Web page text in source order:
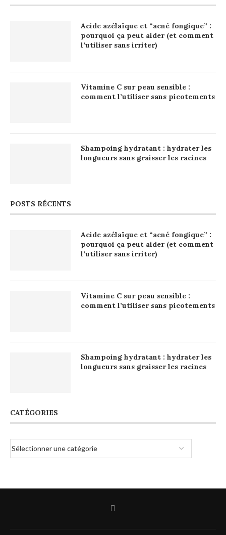
Acide azélaïque et “acné fongique” :
pourquoi ça peut aider (et comment
l’utiliser sans irriter)
Vitamine C sur peau sensible :
comment l’utiliser sans picotements
Shampoing hydratant : hydrater les
longueurs sans graisser les racines
POSTS RÉCENTS
Acide azélaïque et “acné fongique” :
pourquoi ça peut aider (et comment
l’utiliser sans irriter)
Vitamine C sur peau sensible :
comment l’utiliser sans picotements
Shampoing hydratant : hydrater les
longueurs sans graisser les racines
CATÉGORIES